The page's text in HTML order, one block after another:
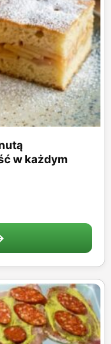
w każdym